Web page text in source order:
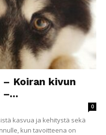
– Koiran kivun
0
kasvua ja kehitystä sekä
kun tavoitteena on